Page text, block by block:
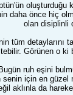
oluşturduğu
daha önce hiç
olan disiplinli
tüm
Görünen o
ruh eşini
için en
aklınla da